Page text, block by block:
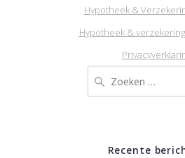
Hypotheek &
Hypotheek &
naar:
Recente